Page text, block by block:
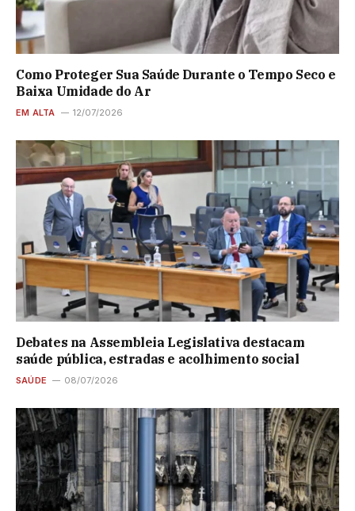
Como Proteger Sua Saúde Durante o Tempo Seco e
Baixa Umidade do Ar
EM ALTA 12/07/2026
Debates na Assembleia Legislativa destacam
saúde pública, estradas e acolhimento social
SAÚDE 08/07/2026